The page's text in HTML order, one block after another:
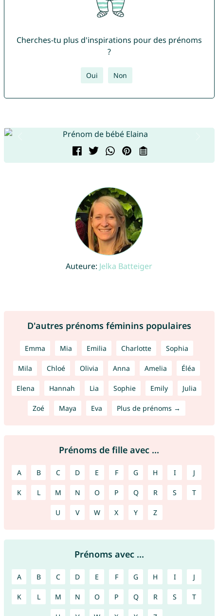
Cherches-tu plus d'inspirations pour des prénoms
?
Oui Non
Auteure: Jelka Batteiger
D'autres prénoms féminins populaires
Emma Mia Emilia Charlotte Sophia
Mila Chloé Olivia Anna Amelia Éléa
Elena Hannah Lia Sophie Emily Julia
Zoé Maya Eva Plus de prénoms →
Prénoms de fille avec ...
A B C D E F G H I J
K L M N O P Q R S T
U V W X Y Z
Prénoms avec ...
A B C D E F G H I J
K L M N O P Q R S T